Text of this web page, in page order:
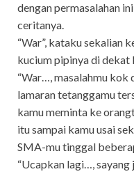
dengan permasalahan
ceritanya.
“War”, kataku sekalian
kucium pipinya di dekat
“War…, masalahmu kok
lamaran tetanggamu
kamu meminta ke
itu sampai kamu usai
SMA-mu tinggal
“Ucapkan lagi…,